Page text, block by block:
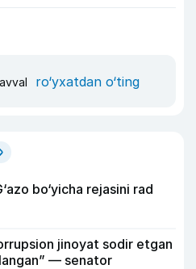
ro‘yxatdan o‘ting
bo‘yicha rejasini rad
jinoyat sodir etgan
— senator